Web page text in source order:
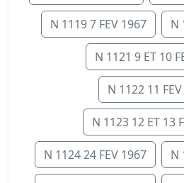
N 1119 7 FEV 1967 N
N 1121 9 ET 10
N 1122 11
N 1123 12 ET 13
N 1124 24 FEV 1967 N